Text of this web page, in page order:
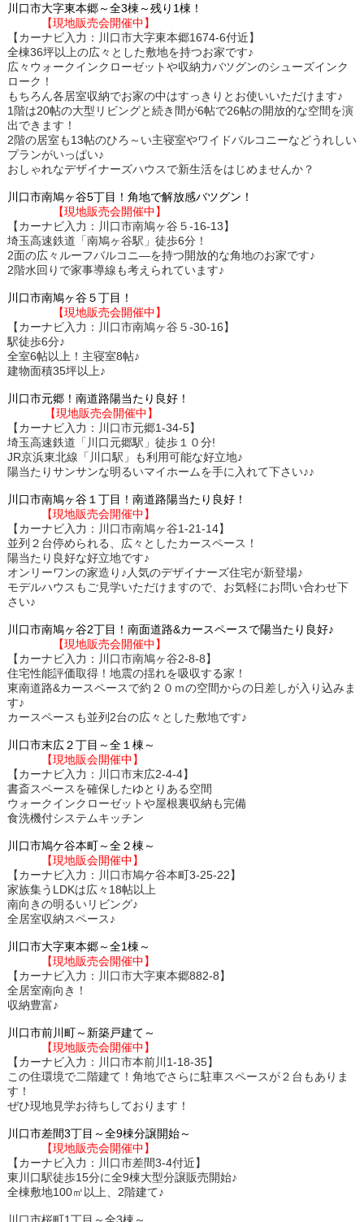
川口市大字東本郷～全3棟～残り1棟！
【現地販売会開催中】
【カーナビ入力：川口市大字東本郷1674-6付近】
全棟36坪以上の広々とした敷地を持つお家です♪
広々ウォークインクローゼットや収納力バツグンのシューズインク
ローク！
もちろん各居室収納でお家の中はすっきりとお使いいただけます♪
1階は20帖の大型リビングと続き間が6帖で26帖の開放的な空間を演
出できます！
2階の居室も13帖のひろ～い主寝室やワイドバルコニーなどうれしい
プランがいっぱい♪
おしゃれなデザイナーズハウスで新生活をはじめませんか？
川口市南鳩ヶ谷5丁目！角地で解放感バツグン！
【現地販売会開催中】
【カーナビ入力：川口市南鳩ヶ谷５-16-13】
埼玉高速鉄道「南鳩ヶ谷駅」徒歩6分！
2面の広々ルーフバルコニ―を持つ開放的な角地のお家です♪
2階水回りで家事導線も考えられています♪
川口市南鳩ヶ谷５丁目！
【現地販売会開催中】
【カーナビ入力：川口市南鳩ヶ谷５-30-16】
駅徒歩6分♪
全室6帖以上！主寝室8帖♪
建物面積35坪以上♪
川口市元郷！南道路陽当たり良好！
【現地販売会開催中】
【カーナビ入力：川口市元郷1-34-5】
埼玉高速鉄道「川口元郷駅」徒歩１０分!
JR京浜東北線「川口駅」も利用可能な好立地♪
陽当たりサンサンな明るいマイホームを手に入れて下さい♪♪
川口市南鳩ヶ谷１丁目！南道路陽当たり良好！
【現地販売会開催中】
【カーナビ入力：川口市南鳩ヶ谷1-21-14】
並列２台停められる、広々としたカースペース！
陽当たり良好な好立地です♪
オンリーワンの家造り♪人気のデザイナーズ住宅が新登場♪
モデルハウスもご見学いただけますので、お気軽にお問い合わせ下
さい♪
川口市南鳩ヶ谷2丁目！南面道路&カースペースで陽当たり良好♪
【現地販売会開催中】
【カーナビ入力：川口市南鳩ヶ谷2-8-8】
住宅性能評価取得！地震の揺れを吸収する家！
東南道路&カースペースで約２０ｍの空間からの日差しが入り込みま
す♪
カースペースも並列2台の広々とした敷地です♪
川口市末広２丁目～全１棟～
【現地販会開催中】
【カーナビ入力：川口市末広2-4-4】
書斎スペースを確保したゆとりある空間
ウォークインクローゼットや屋根裏収納も完備
食洗機付システムキッチン
川口市鳩ケ谷本町～全２棟～
【現地販会開催中】
【カーナビ入力：川口市鳩ケ谷本町3-25-22】
家族集うLDKは広々18帖以上
南向きの明るいリビング♪
全居室収納スペース♪
川口市大字東本郷～全1棟～
【現地販売会開催中】
【カーナビ入力：川口市大字東本郷882-8】
全居室南向き！
収納豊富♪
川口市前川町～新築戸建て～
【現地販売会開催中】
【カーナビ入力：川口市本前川1-18-35】
この住環境で二階建て！角地でさらに駐車スペースが２台もありま
す！
ぜひ現地見学お待ちしております！
川口市差間3丁目～全9棟分譲開始～
【現地販売会開催中】
【カーナビ入力：川口市差間3-4付近】
東川口駅徒歩15分に全9棟大型分譲販売開始♪
全棟敷地100㎡以上、2階建て♪
川口市桜町1丁目～全3棟～